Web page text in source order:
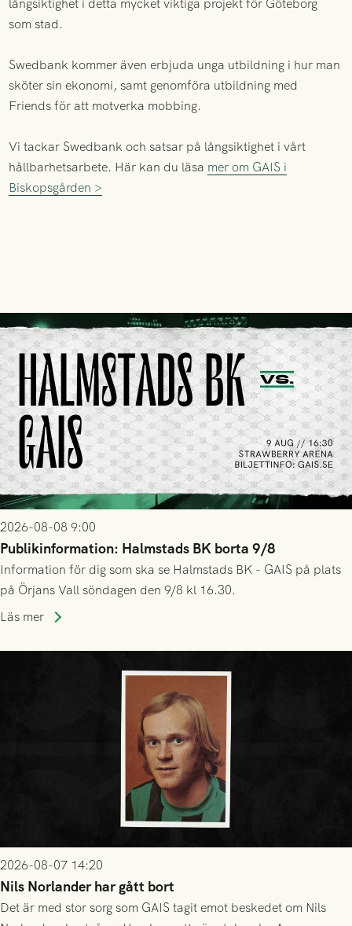
som stad.
Swedbank kommer även erbjuda unga utbildning i hur man
sköter sin ekonomi, samt genomföra utbildning med
Friends för att motverka mobbing.
Vi tackar Swedbank och satsar på långsiktighet i vårt
hållbarhetsarbete. Här kan du läsa mer om GAIS i
Biskopsgården >
2026-08-08 9:00
Publikinformation: Halmstads BK borta 9/8
Information för dig som ska se Halmstads BK - GAIS på plats
på Örjans Vall söndagen den 9/8 kl 16.30.
Läs mer
2026-08-07 14:20
Nils Norlander har gått bort
Det är med stor sorg som GAIS tagit emot beskedet om Nils